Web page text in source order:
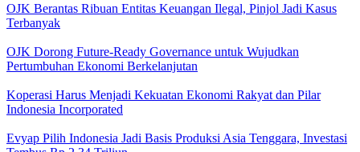
OJK Berantas Ribuan Entitas Keuangan Ilegal, Pinjol Jadi Kasus
Terbanyak
OJK Dorong Future-Ready Governance untuk Wujudkan
Pertumbuhan Ekonomi Berkelanjutan
Koperasi Harus Menjadi Kekuatan Ekonomi Rakyat dan Pilar
Indonesia Incorporated
Evyap Pilih Indonesia Jadi Basis Produksi Asia Tenggara, Investasi